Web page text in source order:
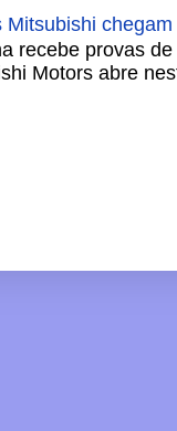
Mitsubishi
recebe provas
Motors abre